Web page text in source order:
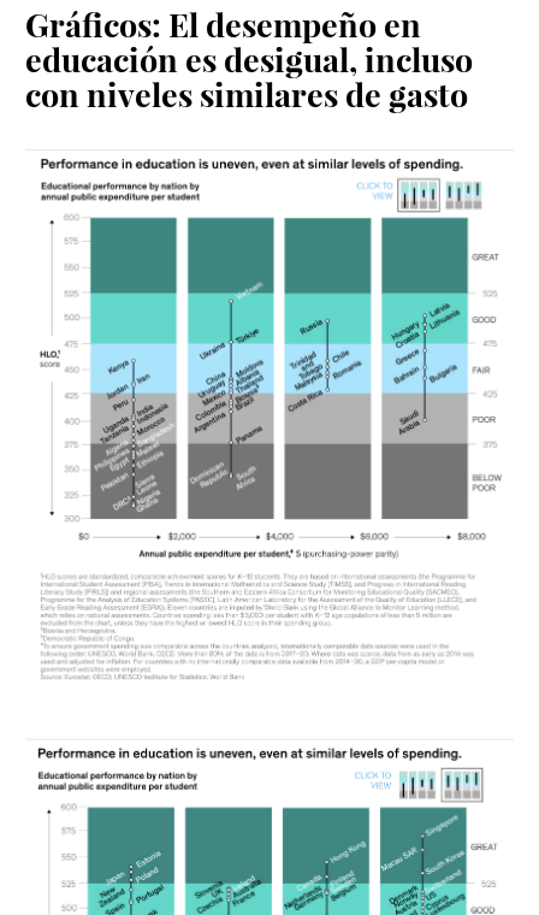
Gráficos: El desempeño en
educación es desigual, incluso
con niveles similares de gasto